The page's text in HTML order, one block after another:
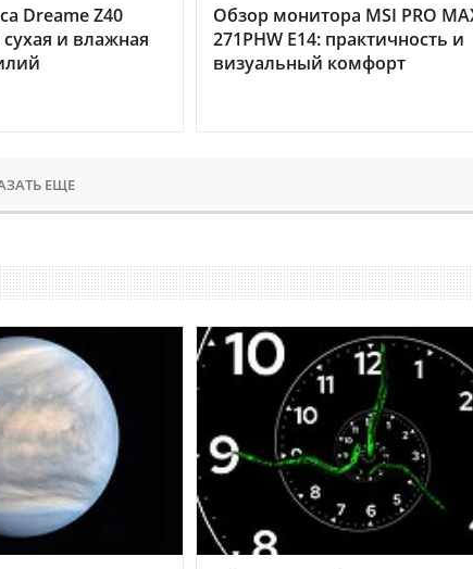
Dreame Z40
и влажная
Обзор монитора MSI PRO
271PHW E14: практичность и
визуальный комфорт
ЕЩЕ